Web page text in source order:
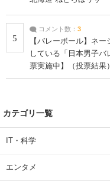
5
コメント数： 3
【バレーボール】ネ
している「日本男子バ
票実施中】（投票結果
カテゴリ一覧
IT・科学
エンタメ